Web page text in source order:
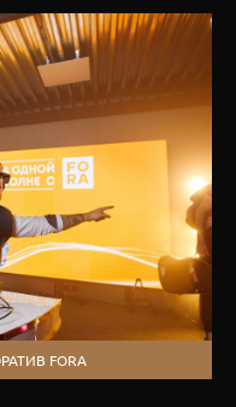
FORA